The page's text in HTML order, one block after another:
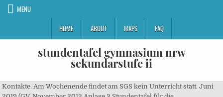
MENU
HOME
ABOUT MAPS FAQ
stundentafel gymnasium nrw
sekundarstufe ii
Kontakte. Am Wochenende findet am SGS kein Unterricht statt. Juni